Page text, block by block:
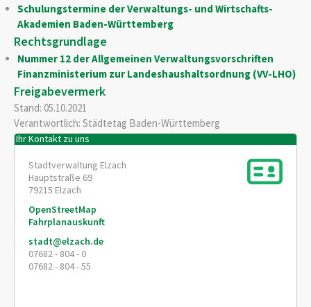
Schulungstermine der Verwaltungs- und Wirtschafts-
Akademien Baden-Württemberg
Rechtsgrundlage
Nummer 12 der Allgemeinen Verwaltungsvorschriften
Finanzministerium zur Landeshaushaltsordnung (VV-LHO)
Freigabevermerk
Stand: 05.10.2021
Verantwortlich: Städtetag Baden-Württemberg
Ihr Kontakt zu uns
Stadtverwaltung Elzach
Hauptstraße 69
79215 Elzach
OpenStreetMap
Fahrplanauskunft
stadt@elzach.de
07682 - 804 - 0
07682 - 804 - 55